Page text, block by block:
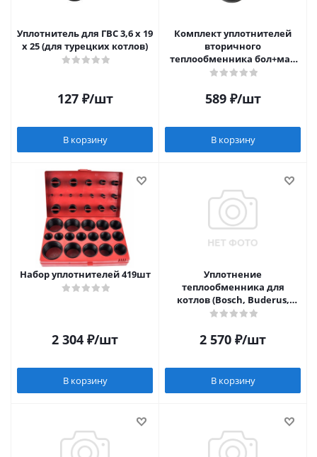
Уплотнитель для ГВС 3,6 x 19
x 25 (для турецких котлов)
127₽/шт
В корзину
Комплект уплотнителей
вторичного
теплообменника бол+мал
19х12х8, 28х17.5х7.5 (для
589₽/шт
В корзину
Набор уплотнителей 419шт
2 304 ₽/шт
В корзину
Уплотнение
теплообменника для
котлов (Bosch, Buderus,
Junkers)
2 570 ₽/шт
В корзину